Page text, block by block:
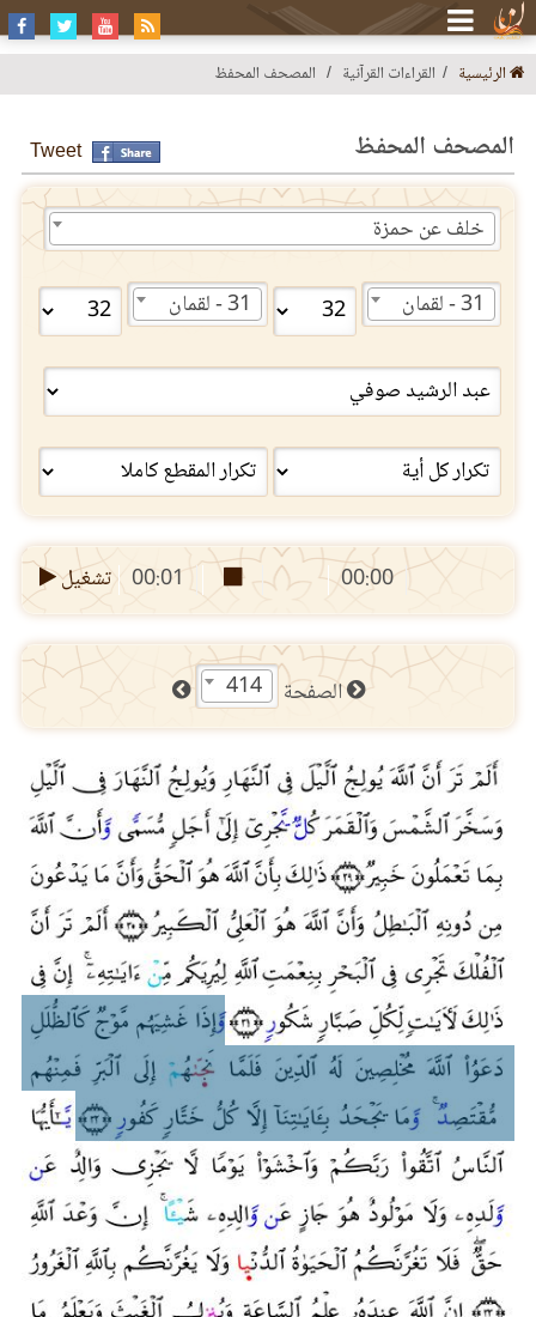
الرئيسية القراءات القرآنية المصحف المحفظ
المصحف المحفظ Tweet
خلف عن حمزة
31 - لقمان 31 - لقمان
00:00
00:01 تشغيل
الصفحة 414